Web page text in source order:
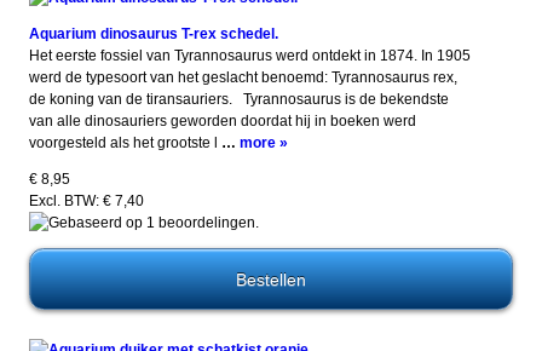
Aquarium dinosaurus T-rex schedel.
Het eerste fossiel van Tyrannosaurus werd ontdekt in 1874. In 1905
werd de typesoort van het geslacht benoemd: Tyrannosaurus rex,
de koning van de tiransauriers. Tyrannosaurus is de bekendste
van alle dinosauriers geworden doordat hij in boeken werd
voorgesteld als het grootste l
… more »
€ 8,95
Excl. BTW: € 7,40